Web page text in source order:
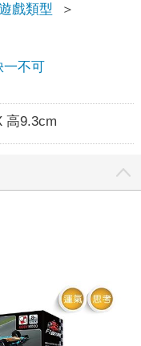
戲類型
＞
一不可
高9.3cm